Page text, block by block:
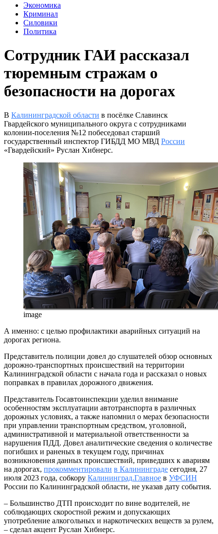
Экономика
Криминал
Силовики
Политика
Сотрудник ГАИ рассказал
тюремным стражам о
безопасности на дорогах
В Калининградской области в посёлке Славинск
Гвардейского муниципального округа с сотрудниками
колонии-поселения №12 побеседовал старший
государственный инспектор ГИБДД МО МВД России
«Гвардейский» Руслан Хибнерс.
image
А именно: с целью профилактики аварийных ситуаций на
дорогах региона.
Представитель полиции довел до слушателей обзор основных
дорожно-транспортных происшествий на территории
Калининградской области с начала года и рассказал о новых
поправках в правилах дорожного движения.
Представитель Госавтоинспекции уделил внимание
особенностям эксплуатации автотранспорта в различных
дорожных условиях, а также напомнил о мерах безопасности
при управлении транспортным средством, уголовной,
административной и материальной ответственности за
нарушения ПДД. Довел аналитические сведения о количестве
погибших и раненых в текущем году, причинах
возникновения данных происшествий, приведших к авариям
на дорогах, прокомментировали в Калининграде сегодня, 27
июля 2023 года, собкору Калининград.Главное в УФСИН
России по Калининградской области, не указав дату события.
– Большинство ДТП происходит по вине водителей, не
соблюдающих скоростной режим и допускающих
употребление алкогольных и наркотических веществ за рулем,
– сделал акцент Руслан Хибнерс.